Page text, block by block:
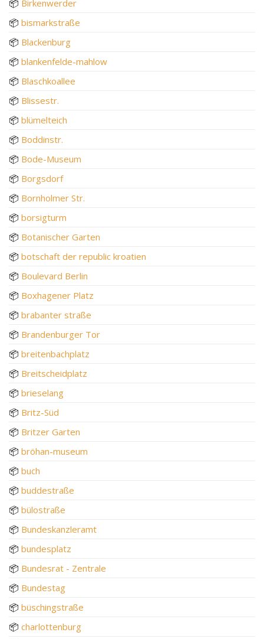
📦 Birkenwerder
📦 bismarkstraße
📦 Blackenburg
📦 blankenfelde-mahlow
📦 Blaschkoallee
📦 Blissestr.
📦 blümelteich
📦 Boddinstr.
📦 Bode-Museum
📦 Borgsdorf
📦 Bornholmer Str.
📦 borsigturm
📦 Botanischer Garten
📦 botschaft der republic kroatien
📦 Boulevard Berlin
📦 Boxhagener Platz
📦 brabanter straße
📦 Brandenburger Tor
📦 breitenbachplatz
📦 Breitscheidplatz
📦 brieselang
📦 Britz-Süd
📦 Britzer Garten
📦 bröhan-museum
📦 buch
📦 buddestraße
📦 bülostraße
📦 Bundeskanzleramt
📦 bundesplatz
📦 Bundesrat - Zentrale
📦 Bundestag
📦 büschingstraße
📦 charlottenburg